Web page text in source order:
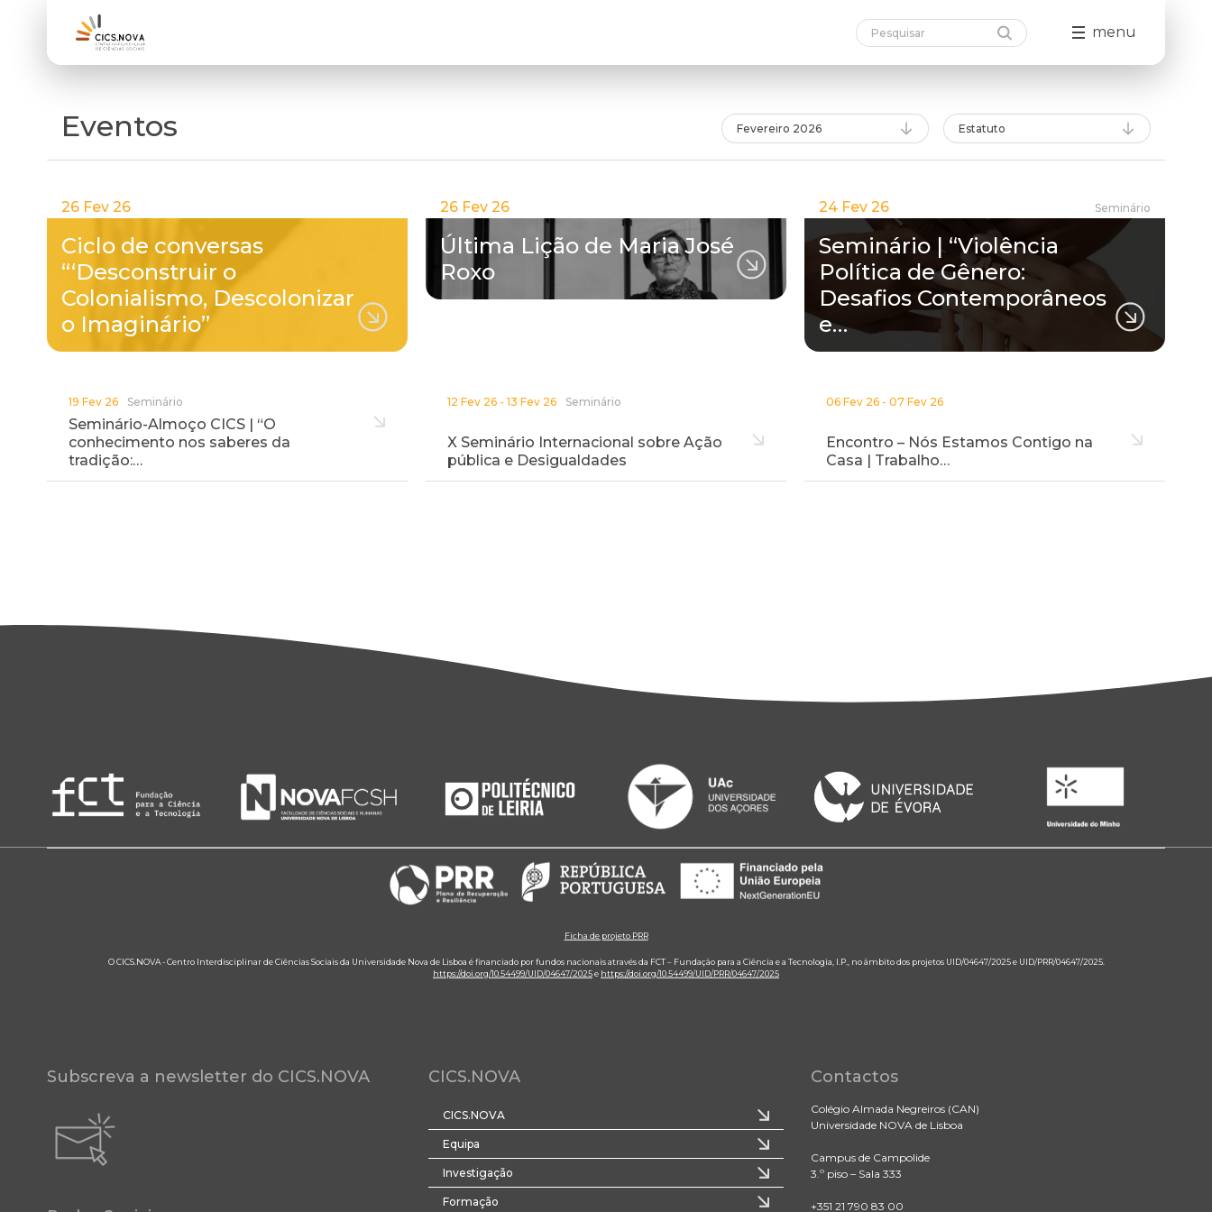
menu
Eventos Fevereiro 2026 Estatuto
26 Fev 26
Ciclo de conversas
“‘Desconstruir o
Colonialismo, Descolonizar
o Imaginário”
26 Fev 26
Última Lição de Maria José
Roxo
24 Fev 26 Seminário
Seminário | “Violência
Política de Gênero:
Desafios Contemporâneos
e…
19 Fev 26 Seminário
Seminário-Almoço CICS | “O
conhecimento nos saberes da
tradição:…
12 Fev 26 - 13 Fev 26 Seminário
X Seminário Internacional sobre Ação
pública e Desigualdades
06 Fev 26 - 07 Fev 26
Encontro – Nós Estamos Contigo na
Casa | Trabalho…
Ficha de projeto PRR
O CICS.NOVA - Centro Interdisciplinar de Ciências Sociais da Universidade Nova de Lisboa é financiado por fundos nacionais através da FCT – Fundação para a Ciência e a Tecnologia, I.P., no âmbito dos projetos UID/04647/2025 e UID/PRR/04647/2025.
https://doi.org/10.54499/UID/04647/2025e https://doi.org/10.54499/UID/PRR/04647/2025
Subscreva a newsletter do CICS.NOVA CICS.NOVA
CICS.NOVA
Equipa
Investigação
Formação
Contactos
Colégio Almada Negreiros (CAN)
Universidade NOVA de Lisboa
Campus de Campolide
3.º piso – Sala 333
+351 21 790 83 00